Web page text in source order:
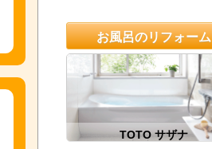
お風呂のリフォーム
TOTO サザナ